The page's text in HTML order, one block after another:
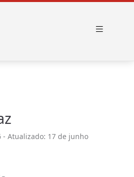
- Atualizado: 17 de junho